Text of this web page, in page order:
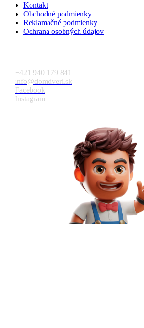
Kontakt
Obchodné podmienky
Reklamačné podmienky
Ochrana osobných údajov
+421 940 179 841
info@domdveri.sk
Facebook
Instagram